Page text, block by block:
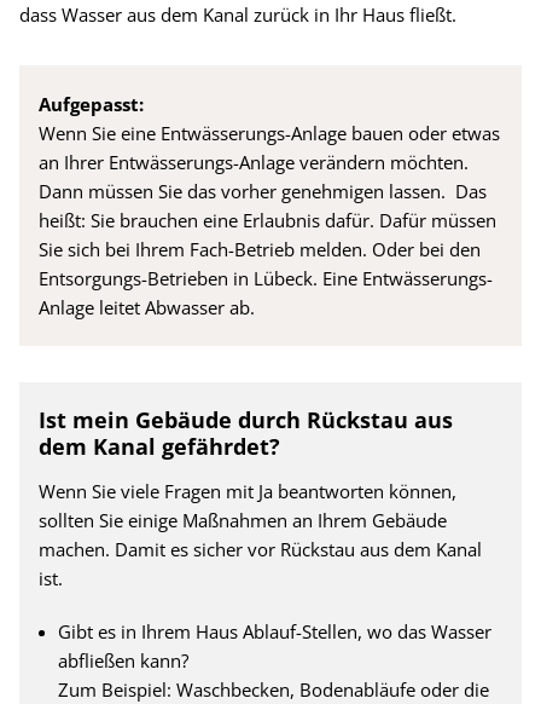
dass Wasser aus dem Kanal zurück in Ihr Haus fließt.
Aufgepasst:
Wenn Sie eine Entwässerungs-Anlage bauen oder etwas
an Ihrer Entwässerungs-Anlage verändern möchten.
Dann müssen Sie das vorher genehmigen lassen. Das
heißt: Sie brauchen eine Erlaubnis dafür. Dafür müssen
Sie sich bei Ihrem Fach-Betrieb melden. Oder bei den
Entsorgungs-Betrieben in Lübeck. Eine Entwässerungs-
Anlage leitet Abwasser ab.
Ist mein Gebäude durch Rückstau aus
dem Kanal gefährdet?
Wenn Sie viele Fragen mit Ja beantworten können,
sollten Sie einige Maßnahmen an Ihrem Gebäude
machen. Damit es sicher vor Rückstau aus dem Kanal
ist.
Gibt es in Ihrem Haus Ablauf-Stellen, wo das Wasser
abfließen kann?
Zum Beispiel: Waschbecken, Bodenabläufe oder die